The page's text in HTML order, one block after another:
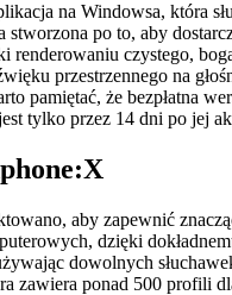
na Windowsa, która
stworzona po to, aby
renderowaniu czystego,
przestrzennego na
pamiętać, że bezpłatna
tylko przez 14 dni po jej
aby zapewnić
dzięki
dowolnych
zawiera ponad 500 profili